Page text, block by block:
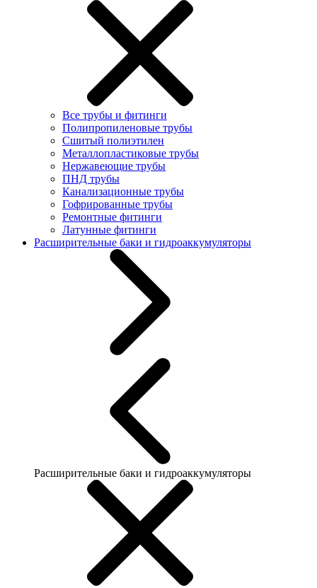
Все трубы и фитинги
Полипропиленовые трубы
Сшитый полиэтилен
Металлопластиковые трубы
Нержавеющие трубы
ПНД трубы
Канализационные трубы
Гофрированные трубы
Ремонтные фитинги
Латунные фитинги
Расширительные баки и гидроаккумуляторы
Расширительные баки и гидроаккумуляторы